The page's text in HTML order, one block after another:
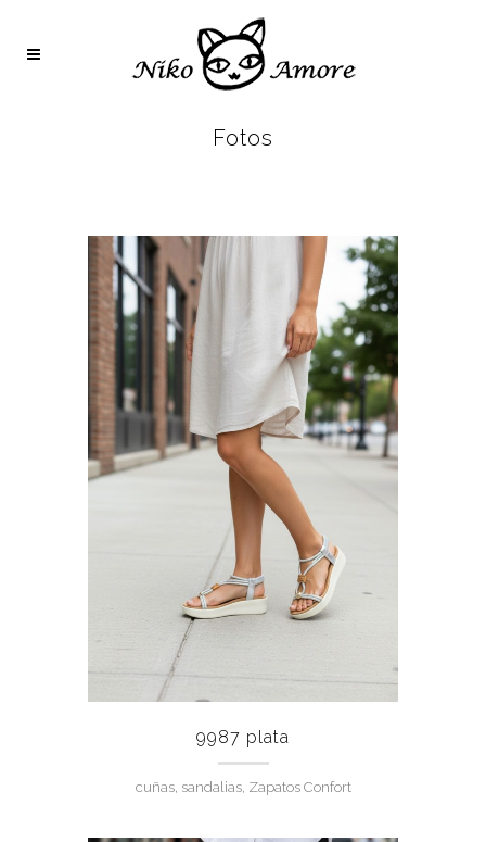
Fotos
9987 plata
cuñas, sandalias, Zapatos Confort